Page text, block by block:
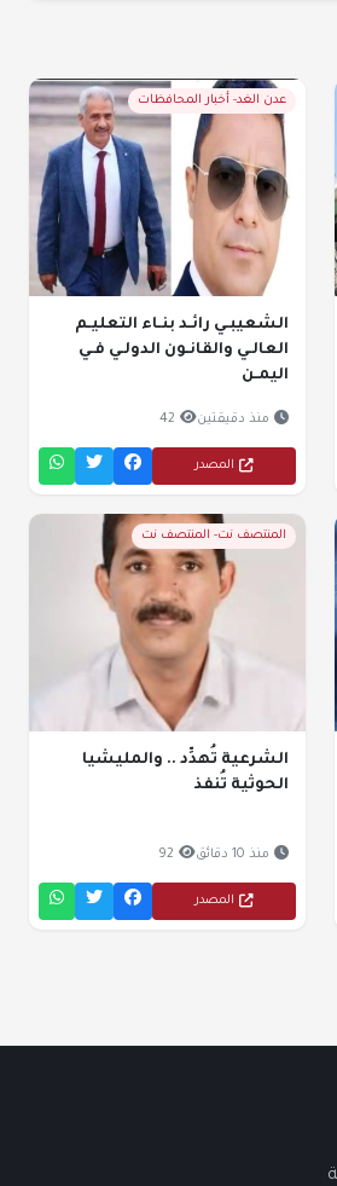
عدن الغد- أخبار المحافظات
الشعيبـي رائـد بنـاء التعليـم
العالـي والقانـون الدولـي فـي
اليمـن
منذ دقيقتين 42
المصدر
المنتصف نت- المنتصف نت
الشرعية تُهدِّد .. والمليشيا
الحوثية تُنفذ
منذ 10 دقائق 92
المصدر